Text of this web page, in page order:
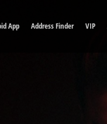
App Address Finder VIP